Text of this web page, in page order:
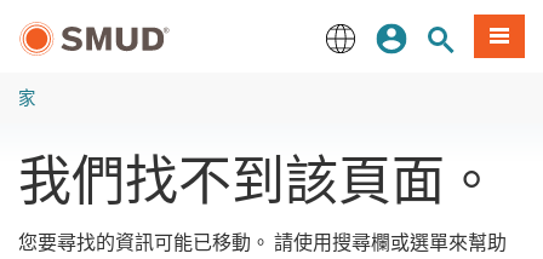
登入站內搜尋
選單
家
我們找不到該頁面。
您要尋找的資訊可能已移動。 請使用搜尋欄或選單來幫助